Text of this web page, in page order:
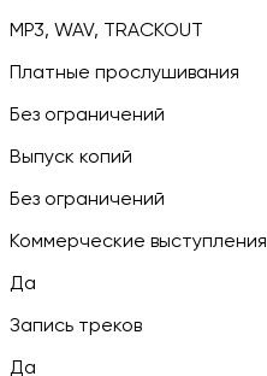
MP3, WAV, TRACKOUT
Платные прослушивания
Без ограничений
Выпуск копий
Без ограничений
Коммерческие выступления
Да
Запись треков
Да